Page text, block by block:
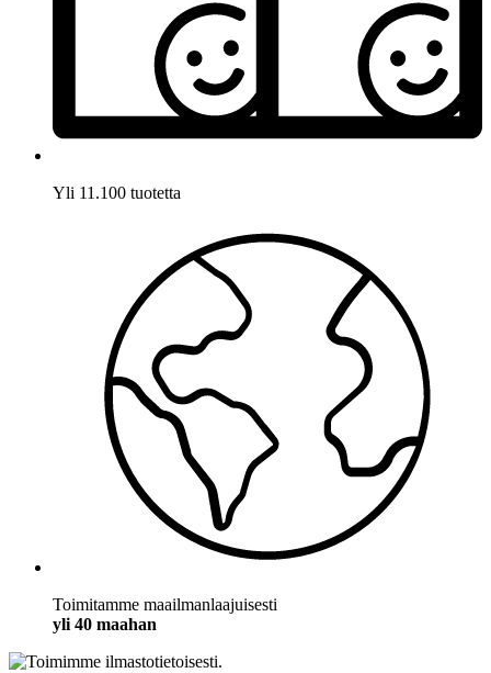
Yli 11.100 tuotetta
Toimitamme maailmanlaajuisesti
yli 40 maahan